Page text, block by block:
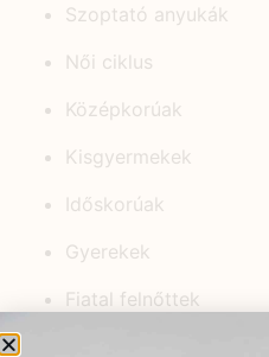
Szoptató anyukák
Női ciklus
Középkorúak
Kisgyermekek
Időskorúak
Gyerekek
Fiatal felnőttek